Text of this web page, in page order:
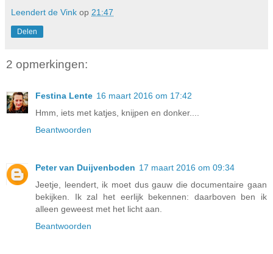
Leendert de Vink op 21:47
Delen
2 opmerkingen:
Festina Lente 16 maart 2016 om 17:42
Hmm, iets met katjes, knijpen en donker....
Beantwoorden
Peter van Duijvenboden 17 maart 2016 om 09:34
Jeetje, leendert, ik moet dus gauw die documentaire gaan
bekijken. Ik zal het eerlijk bekennen: daarboven ben ik
alleen geweest met het licht aan.
Beantwoorden